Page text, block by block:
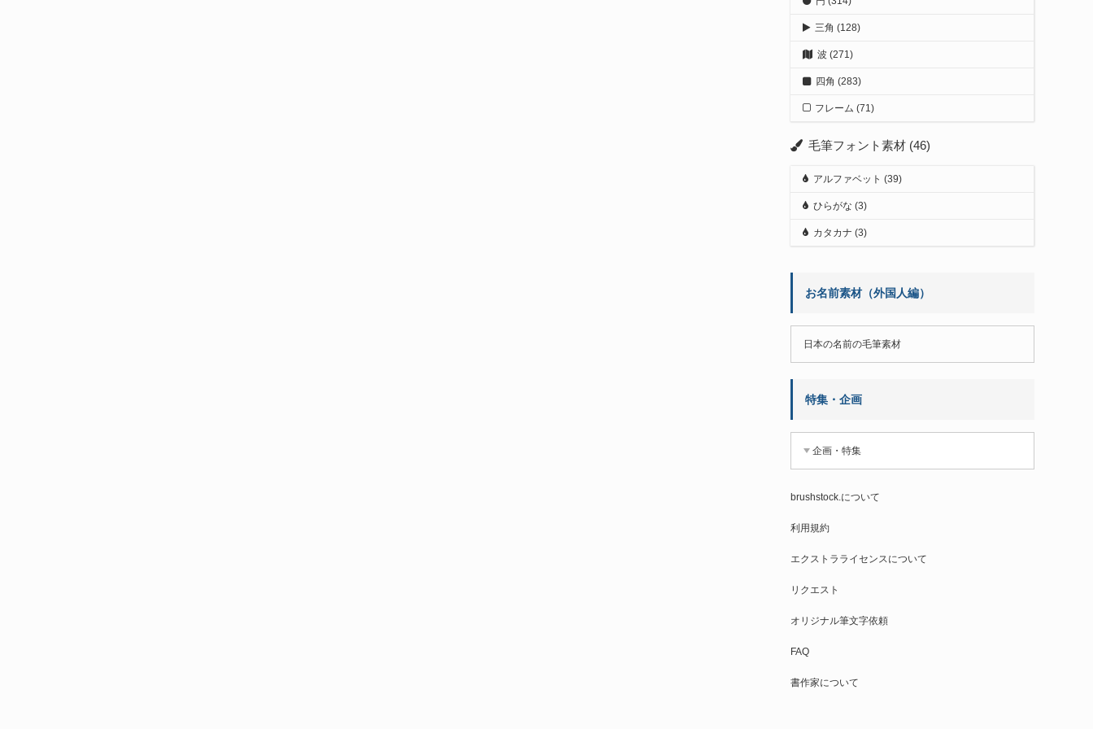
三角 (128)
波 (271)
四角 (283)
フレーム (71)
毛筆フォント素材 (46)
アルファベット (39)
ひらがな (3)
カタカナ (3)
お名前素材（外国人編）
日本の名前の毛筆素材
特集・企画
企画・特集
brushstock.について
利用規約
エクストラライセンスについて
リクエスト
オリジナル筆文字依頼
FAQ
書作家について